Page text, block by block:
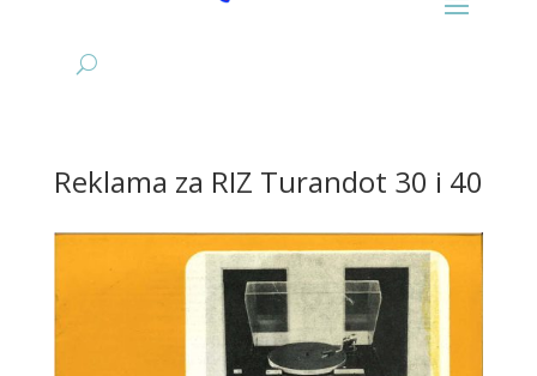
Reklama za RIZ Turandot 30 i 40